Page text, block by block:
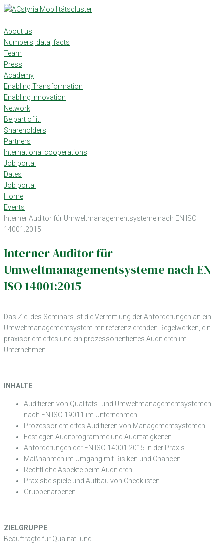
Skip
content
About us
Numbers, data, facts
Team
Press
Academy
Enabling Transformation
Enabling Innovation
Network
Be part of it!
Shareholders
Partners
International cooperations
Job portal
Dates
Job portal
Home
Events
Interner Auditor für Umweltmanagementsysteme nach EN ISO
14001:2015
Interner Auditor für
Umweltmanagementsysteme nach EN
ISO 14001:2015
Das Ziel des Seminars ist die Vermittlung der Anforderungen an ein
Umweltmanagementsystem mit referenzierenden Regelwerken, ein
praxisorientiertes und ein prozessorientiertes Auditieren im
Unternehmen.
INHALTE
Auditieren von Qualitäts- und Umweltmanagementsystemen
nach EN ISO 19011 im Unternehmen
Prozessorientiertes Auditieren von Managementsystemen
Festlegen Auditprogramme und Audittätigkeiten
Anforderungen der EN ISO 14001:2015 in der Praxis
Maßnahmen im Umgang mit Risiken und Chancen
Rechtliche Aspekte beim Auditieren
Praxisbeispiele und Aufbau von Checklisten
Gruppenarbeiten
ZIELGRUPPE
Beauftragte für Qualität- und